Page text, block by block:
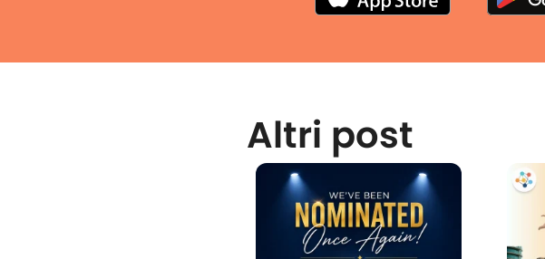
Altri post